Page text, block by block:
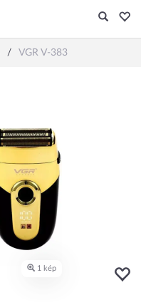
VGR V-383